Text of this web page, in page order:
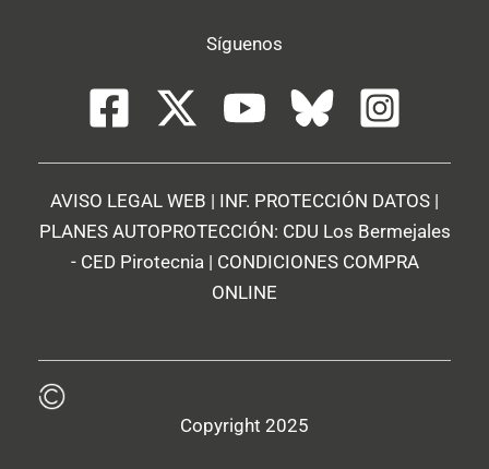
Síguenos
AVISO LEGAL WEB | INF. PROTECCIÓN DATOS |
PLANES AUTOPROTECCIÓN: CDU Los Bermejales
- CED Pirotecnia | CONDICIONES COMPRA
ONLINE
Copyright 2025